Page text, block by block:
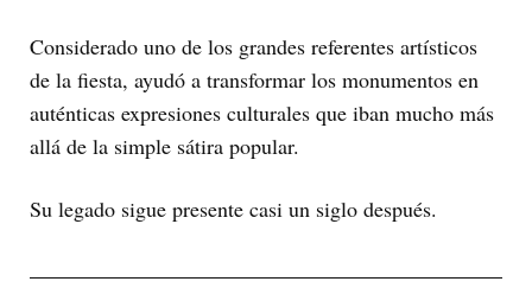
Considerado uno de los grandes referentes artísticos
de la fiesta, ayudó a transformar los monumentos en
auténticas expresiones culturales que iban mucho más
allá de la simple sátira popular.
Su legado sigue presente casi un siglo después.